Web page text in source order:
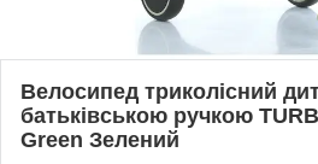
Велосипед триколісний
батьківською ручкою
Green Зелений